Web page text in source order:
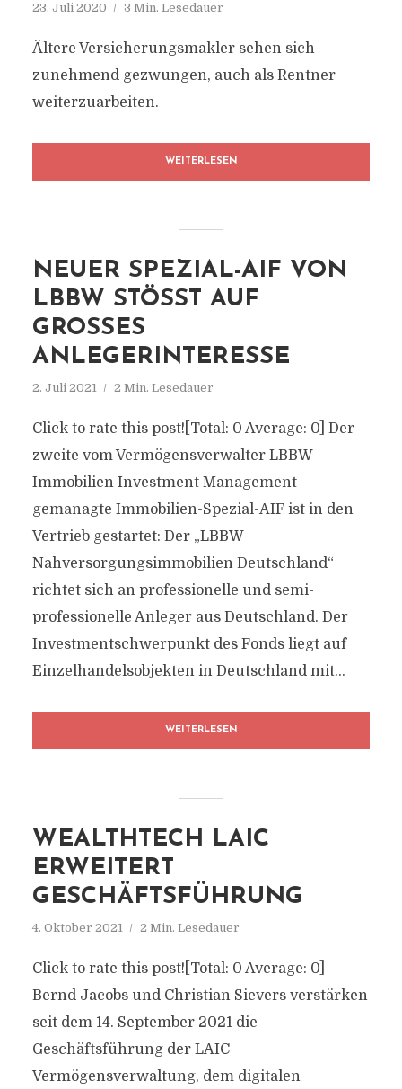
23. Juli 2020 3 Min. Lesedauer
Ältere Versicherungsmakler sehen sich
zunehmend gezwungen, auch als Rentner
weiterzuarbeiten.
WEITERLESEN
NEUER SPEZIAL-AIF VON
LBBW STÖSST AUF G
ROSSES AN
LEGERINTERESSE
2. Juli 2021 2 Min. Lesedauer
Click to rate this post![Total: 0 Average: 0] Der
zweite vom Vermögensverwalter LBBW
Immobilien Investment Management
gemanagte Immobilien-Spezial-AIF ist in den
Vertrieb gestartet: Der „LBBW
Nahversorgungsimmobilien Deutschland“
richtet sich an professionelle und semi-
professionelle Anleger aus Deutschland. Der
Investmentschwerpunkt des Fonds liegt auf
Einzelhandelsobjekten in Deutschland mit...
WEITERLESEN
WEALTHTECH LAIC
ERWEITERT
GESCHÄFTSFÜHRUNG
4. Oktober 2021 2 Min. Lesedauer
Click to rate this post![Total: 0 Average: 0]
Bernd Jacobs und Christian Sievers verstärken
seit dem 14. September 2021 die
Geschäftsführung der LAIC
Vermögensverwaltung, dem digitalen